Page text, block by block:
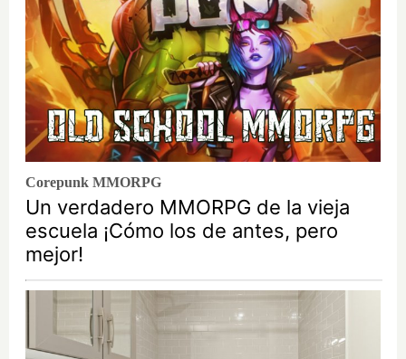
Corepunk MMORPG
Un verdadero MMORPG de la vieja
escuela ¡Cómo los de antes, pero
mejor!